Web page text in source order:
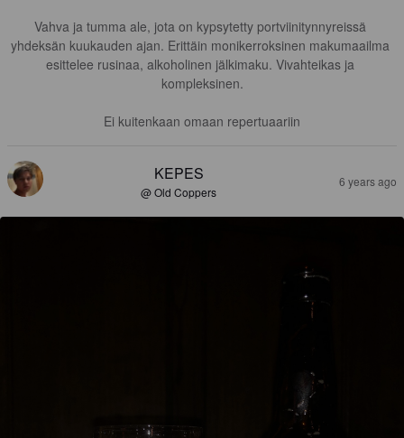
Vahva ja tumma ale, jota on kypsytetty portviinitynnyreissä
yhdeksän kuukauden ajan. Erittäin monikerroksinen makumaailma
esittelee rusinaa, alkoholinen jälkimaku. Vivahteikas ja
kompleksinen.
Ei kuitenkaan omaan repertuaariin
KEPES
@ Old Coppers
6 years ago